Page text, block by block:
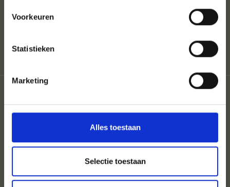
Voorkeuren
Statistieken
Marketing
Alles toestaan
Selectie toestaan
ACCOMMODATION
Sitemap